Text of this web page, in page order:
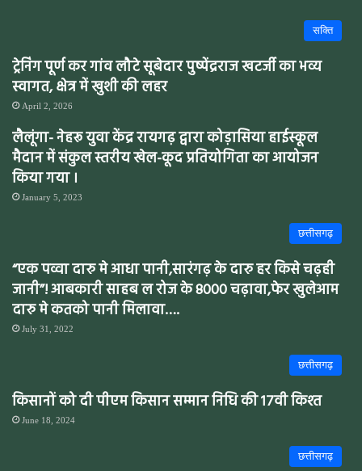
सक्ति
ट्रेनिंग पूर्ण कर गांव लौटे सूबेदार पुष्पेंद्रराज खटर्जी का भव्य
स्वागत, क्षेत्र में खुशी की लहर
April 2, 2026
लैलूंगा- नेहरू युवा केंद्र रायगढ़ द्वारा कोड़ासिया हाईस्कूल
मैदान में संकुल स्तरीय खेल-कूद प्रतियोगिता का आयोजन
किया गया ।
January 5, 2023
छत्तीसगढ़
“एक पव्वा दारु मे आधा पानी,सारंगढ़ के दारु हर किसे चढ़ही
जानी”! आबकारी साहब ल रोज के 8000 चढ़ावा,फेर खुलेआम
दारु मे कतको पानी मिलावा….
July 31, 2022
छत्तीसगढ़
किसानों को दी पीएम किसान सम्मान निधि की 17वी किश्त
June 18, 2024
छत्तीसगढ़